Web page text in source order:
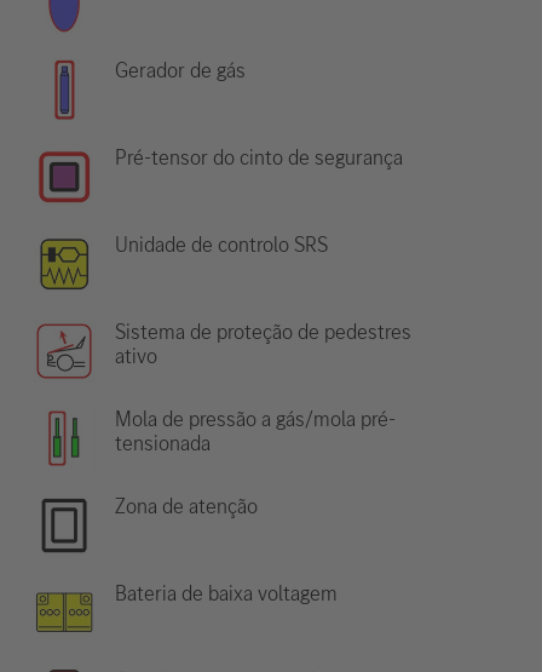
Gerador de gás
Pré-tensor do cinto de segurança
Unidade de controlo SRS
Sistema de proteção de pedestres
ativo
Mola de pressão a gás/mola pré-
tensionada
Zona de atenção
Bateria de baixa voltagem